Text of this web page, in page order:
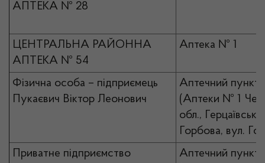
АПТЕКА № 28
ЦЕНТРАЛЬНА РАЙОННА
АПТЕКА № 54
Аптека № 1
Фізична особа – підприємець
Пукаєвич Віктор Леонович
Аптечний
(Аптеки № 1
обл.,
Горбова, вул.
Приватне підприємство
Аптечний